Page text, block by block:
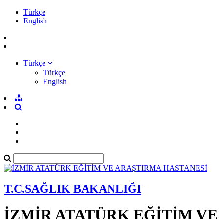
Türkçe
English
Türkçe
Türkçe
English
T.C.SAĞLIK BAKANLIĞI
İZMİR ATATÜRK EĞİTİM